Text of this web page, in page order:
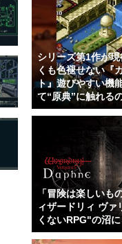
シリーズ第1作が
くも色褪せない『
ト』遊びやすい機
て“原典”に触れる
「冒険は楽しいも
ィザードリィ ヴァ
くないRPG"の沼